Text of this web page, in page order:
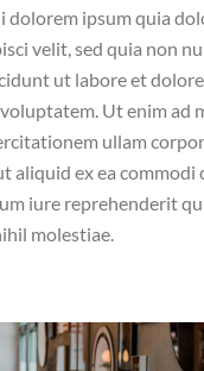
dolorem ipsum quia
velit, sed quia non
ut labore et
Ut enim ad
ullam
aliquid ex ea commodi
iure reprehenderit
molestiae.